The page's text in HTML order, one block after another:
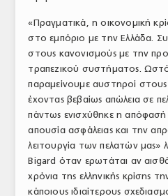
«Πραγματικά, η οικονομική
στο εμπόριο με την Ελλάδα.
στους κανονισμούς με την
τραπεζικού συστήματος.
παραμείνουμε αυστηροί
έχοντας βεβαίως απώλεια σε
πάντως ενισχύθηκε η
απουσία ασφάλειας και την
λειτουργία των πελατών μας»
Βigard όταν ερωτάται αν
χρόνια της ελληνικής κρίσης
κάποιους ιδιαίτερους